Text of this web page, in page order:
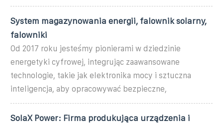
System magazynowania energii, falownik solarny,
falowniki
Od 2017 roku jesteśmy pionierami w dziedzinie
energetyki cyfrowej, integrując zaawansowane
technologie, takie jak elektronika mocy i sztuczna
inteligencja, aby opracowywać bezpieczne,
SolaX Power: Firma produkująca urządzenia i